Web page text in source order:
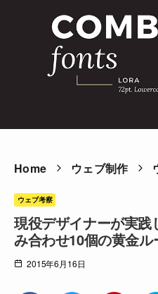
Home ウェブ制作
ウェブ考察
現役デザイナーが実践
み合わせ10個の黄金ル
2015年6月16日